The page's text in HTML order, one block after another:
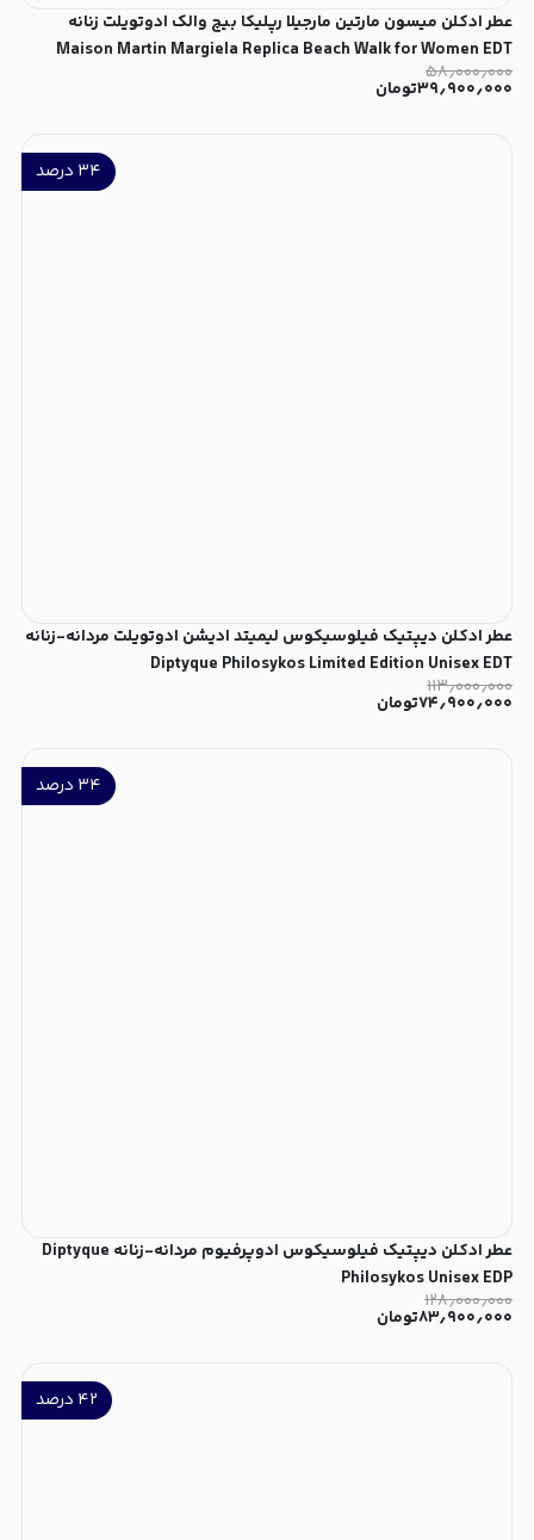
عطر ادکلن میسون مارتین مارجیلا رپلیکا بیچ والک ادوتویلت زنانه
Maison Martin Margiela Replica Beach Walk for Women EDT
۵۸٫۰۰۰٫۰۰۰
۳۹٫۹۰۰٫۰۰۰تومان
۳۴ درصد
عطر ادکلن دیپتیک فیلوسیکوس لیمیتد ادیشن ادوتویلت مردانه-زنانه
Diptyque Philosykos Limited Edition Unisex EDT
۱۱۳٫۰۰۰٫۰۰۰
۷۴٫۹۰۰٫۰۰۰تومان
۳۴ درصد
عطر ادکلن دیپتیک فیلوسیکوس ادوپرفیوم مردانه-زنانه Diptyque
Philosykos Unisex EDP
۱۲۸٫۰۰۰٫۰۰۰
۸۳٫۹۰۰٫۰۰۰تومان
۴۲ درصد